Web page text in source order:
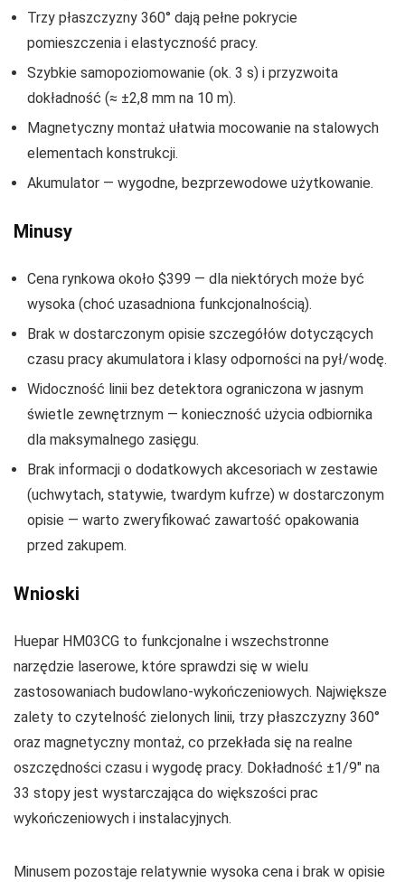
Trzy płaszczyzny 360° dają pełne pokrycie
pomieszczenia i elastyczność pracy.
Szybkie samopoziomowanie (ok. 3 s) i przyzwoita
dokładność (≈ ±2,8 mm na 10 m).
Magnetyczny montaż ułatwia mocowanie na stalowych
elementach konstrukcji.
Akumulator — wygodne, bezprzewodowe użytkowanie.
Minusy
Cena rynkowa około $399 — dla niektórych może być
wysoka (choć uzasadniona funkcjonalnością).
Brak w dostarczonym opisie szczegółów dotyczących
czasu pracy akumulatora i klasy odporności na pył/wodę.
Widoczność linii bez detektora ograniczona w jasnym
świetle zewnętrznym — konieczność użycia odbiornika
dla maksymalnego zasięgu.
Brak informacji o dodatkowych akcesoriach w zestawie
(uchwytach, statywie, twardym kufrze) w dostarczonym
opisie — warto zweryfikować zawartość opakowania
przed zakupem.
Wnioski
Huepar HM03CG to funkcjonalne i wszechstronne
narzędzie laserowe, które sprawdzi się w wielu
zastosowaniach budowlano‑wykończeniowych. Największe
zalety to czytelność zielonych linii, trzy płaszczyzny 360°
oraz magnetyczny montaż, co przekłada się na realne
oszczędności czasu i wygodę pracy. Dokładność ±1/9″ na
33 stopy jest wystarczająca do większości prac
wykończeniowych i instalacyjnych.
Minusem pozostaje relatywnie wysoka cena i brak w opisie